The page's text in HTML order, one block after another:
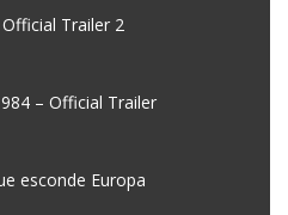
Official Trailer 2
– Official Trailer
esconde Europa